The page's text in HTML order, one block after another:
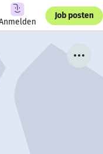
Job posten